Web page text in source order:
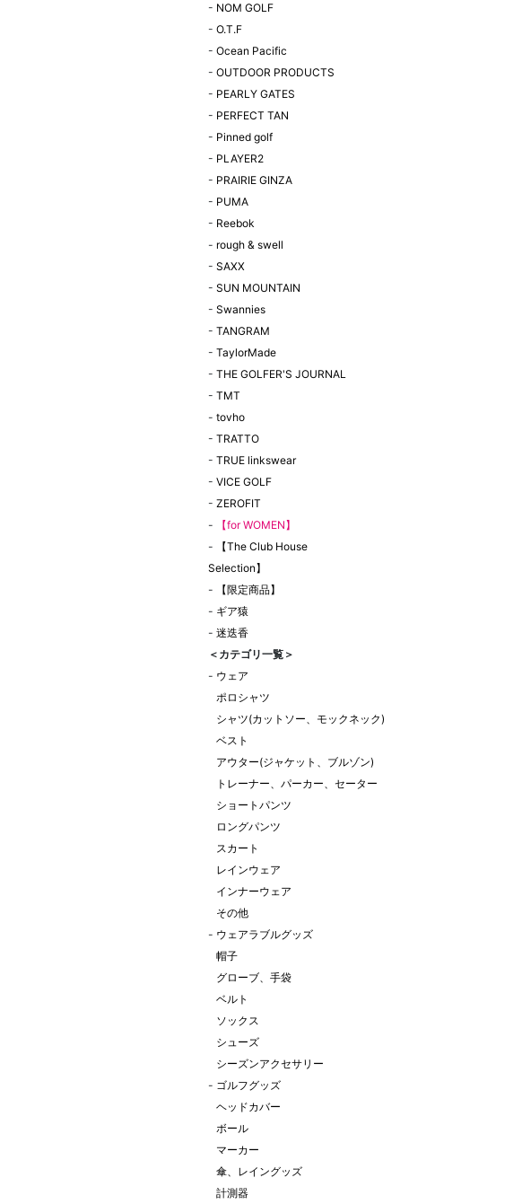
- NOM GOLF
- O.T.F
- Ocean Pacific
- OUTDOOR PRODUCTS
- PEARLY GATES
- PERFECT TAN
- Pinned golf
- PLAYER2
- PRAIRIE GINZA
- PUMA
- Reebok
- rough & swell
- SAXX
- SUN MOUNTAIN
- Swannies
- TANGRAM
- TaylorMade
- THE GOLFER'S JOURNAL
- TMT
- tovho
- TRATTO
- TRUE linkswear
- VICE GOLF
- ZEROFIT
-
【for WOMEN】
-
【The Club House
Selection】
-
【限定商品】
- ギア猿
- 迷迭香
＜カテゴリ一覧＞
- ウェア
ポロシャツ
シャツ(カットソー、モックネック)
ベスト
アウター(ジャケット、ブルゾン)
トレーナー、パーカー、セーター
ショートパンツ
ロングパンツ
スカート
レインウェア
インナーウェア
その他
- ウェアラブルグッズ
帽子
グローブ、手袋
ベルト
ソックス
シューズ
シーズンアクセサリー
- ゴルフグッズ
ヘッドカバー
ボール
マーカー
傘、レイングッズ
計測器